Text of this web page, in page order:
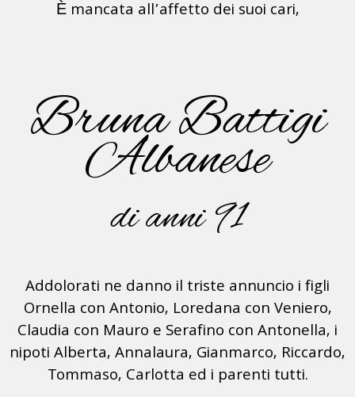
È mancata all’affetto dei suoi cari,
Bruna Battigi
Albanese
di anni 91
Addolorati ne danno il triste annuncio i figli
Ornella con Antonio, Loredana con Veniero,
Claudia con Mauro e Serafino con Antonella, i
nipoti Alberta, Annalaura, Gianmarco, Riccardo,
Tommaso, Carlotta ed i parenti tutti.